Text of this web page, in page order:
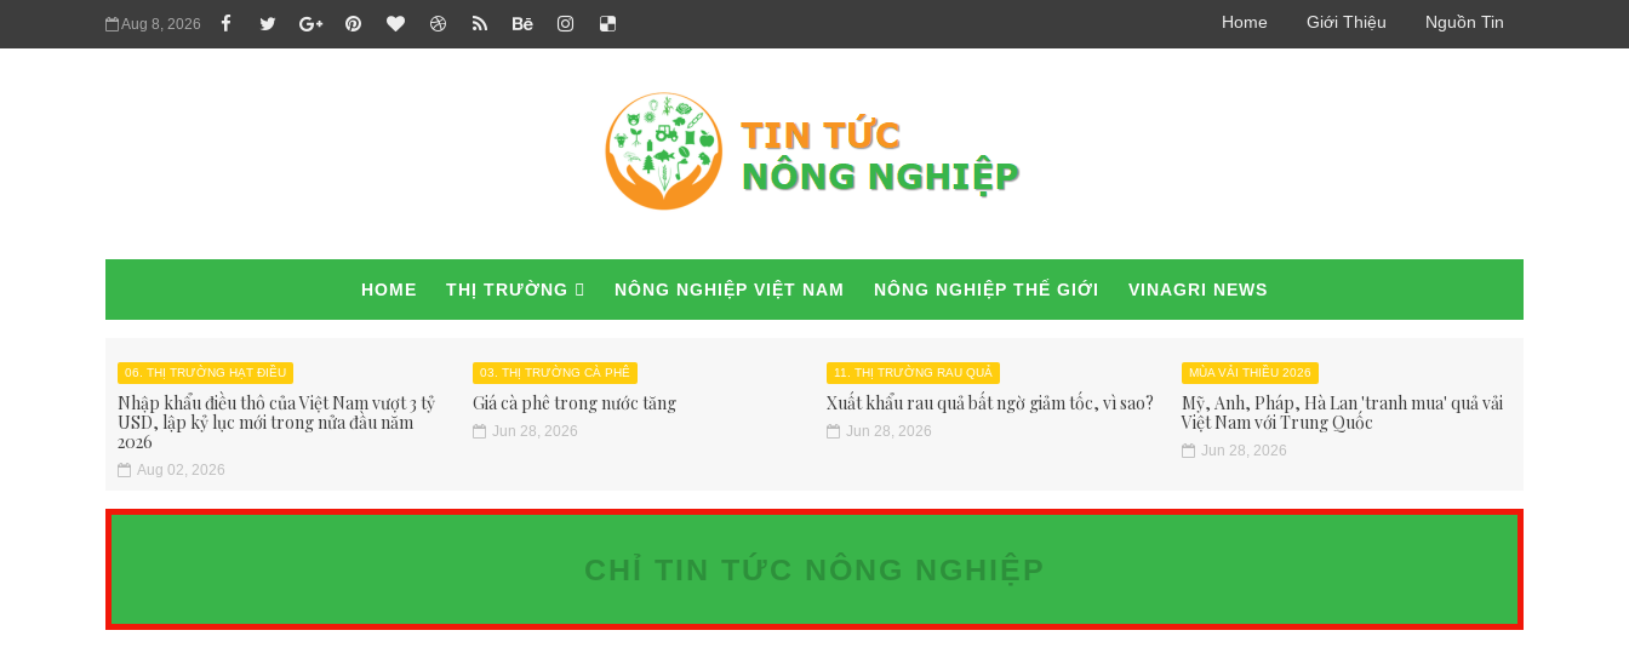
Aug 8, 2026 Home Giới Thiệu Nguồn Tin
HOME THỊ TRƯỜNG NÔNG NGHIỆP VIỆT NAM NÔNG NGHIỆP THẾ GIỚI VINAGRI NEWS
06. THỊ TRƯỜNG HẠT ĐIỀU
Nhập khẩu điều thô của Việt Nam vượt 3 tỷ
USD, lập kỷ lục mới trong nửa đầu năm
2026
Aug 02, 2026
03. THỊ TRƯỜNG CÀ PHÊ
Giá cà phê trong nước tăng
Jun 28, 2026
11. THỊ TRƯỜNG RAU QUẢ
Xuất khẩu rau quả bất ngờ giảm tốc, vì sao?
Jun 28, 2026
MÙA VẢI THIỀU 2026
Mỹ, Anh, Pháp, Hà Lan 'tranh mua' quả vải
Việt Nam với Trung Quốc
Jun 28, 2026
CHỈ TIN TỨC NÔNG NGHIỆP